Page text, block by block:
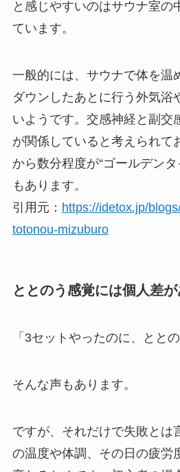
と感じやすいのはサウナ室の
ています。
一般的には、サウナで体を温
ダウンしたあとに行う外気浴
いようです。交感神経と副交
が関係していると考えられて
から数分程度が“ゴールデン
もあります。
引用元： https://idetox.jp/
totonou-mizuburo
ととのう感覚には個人差が
「3セットやったのに、とと
そんな声もあります。
ですが、それだけで失敗とは
の温度や体調、その日の疲労